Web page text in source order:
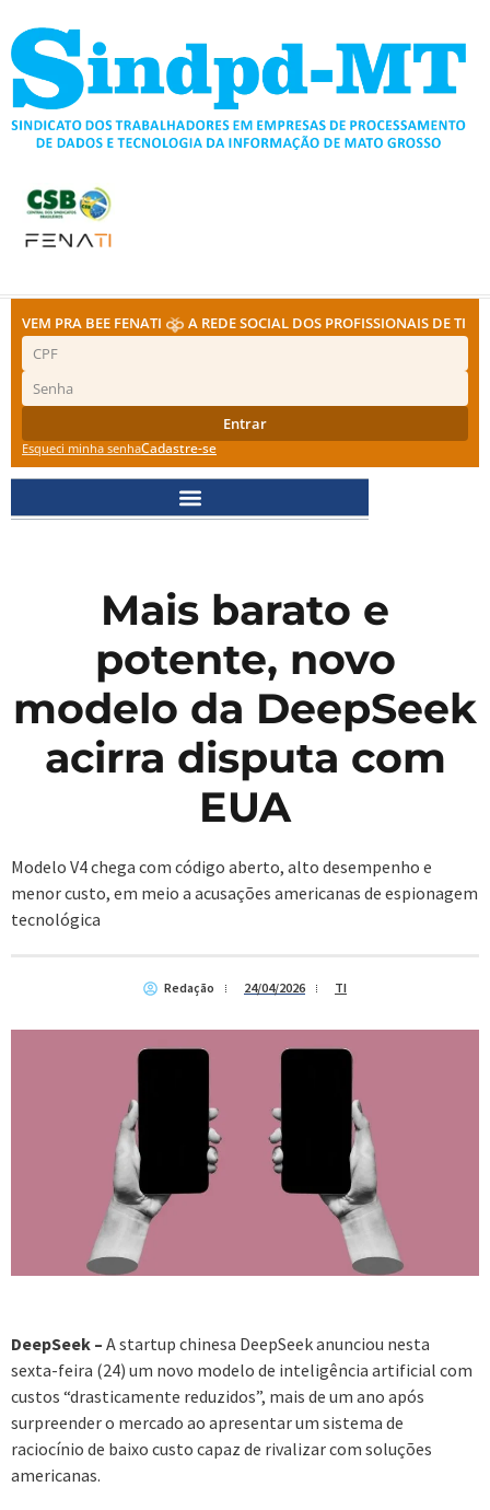
para
conteúdo
VEM PRA BEE FENATI A REDE SOCIAL DOS PROFISSIONAIS DE TI
Entrar
Esqueci minha senhaCadastre-se
Mais barato e
potente, novo
modelo da DeepSeek
acirra disputa com
EUA
Modelo V4 chega com código aberto, alto desempenho e
menor custo, em meio a acusações americanas de espionagem
tecnológica
Redação 24/04/2026 TI
DeepSeek – A startup chinesa DeepSeek anunciou nesta
sexta-feira (24) um novo modelo de inteligência artificial com
custos “drasticamente reduzidos”, mais de um ano após
surpreender o mercado ao apresentar um sistema de
raciocínio de baixo custo capaz de rivalizar com soluções
americanas.